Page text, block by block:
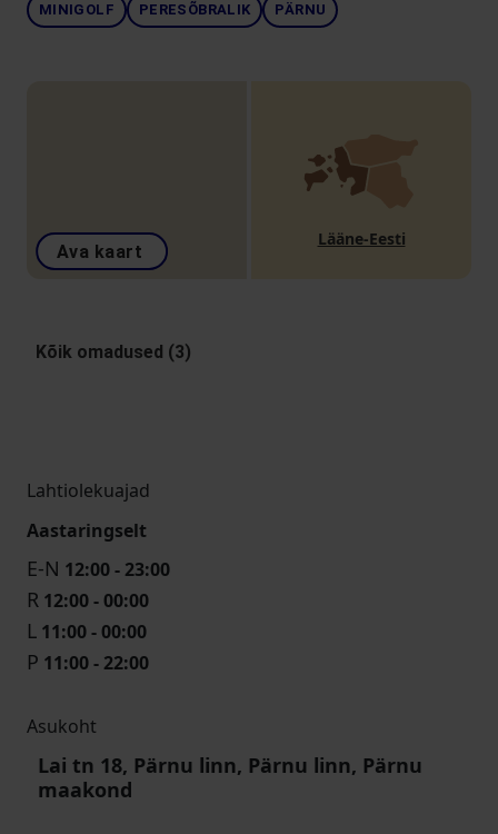
MINIGOLF PERESÕBRALIK PÄRNU
Ava kaart
Lääne-Eesti
Kõik omadused (3)
Lahtiolekuajad
Aastaringselt
E-N 12:00 - 23:00
R 12:00 - 00:00
L 11:00 - 00:00
P 11:00 - 22:00
Asukoht
Lai tn 18, Pärnu linn, Pärnu linn, Pärnu
maakond